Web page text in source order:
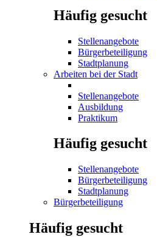
Häufig gesucht
Stellenangebote
Bürgerbeteiligung
Stadtplanung
Arbeiten bei der Stadt
Stellenangebote
Ausbildung
Praktikum
Häufig gesucht
Stellenangebote
Bürgerbeteiligung
Stadtplanung
Bürgerbeteiligung
Häufig gesucht